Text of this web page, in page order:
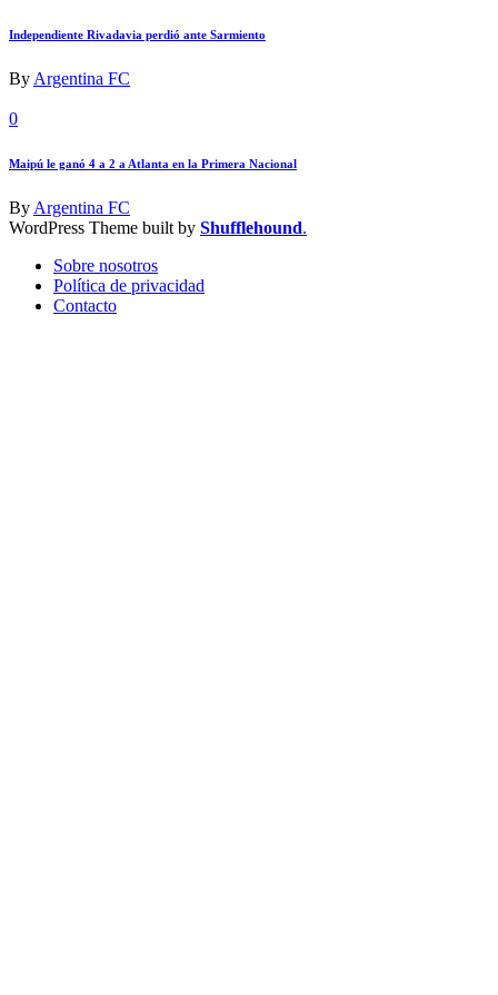
Independiente Rivadavia perdió ante Sarmiento
By Argentina FC
0
Maipú le ganó 4 a 2 a Atlanta en la Primera Nacional
By Argentina FC
WordPress Theme built by Shufflehound.
Sobre nosotros
Política de privacidad
Contacto